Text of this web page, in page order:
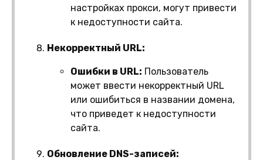
настройках прокси, могут привести
к недоступности сайта.
Некорректный URL:
Ошибки в URL: Пользователь
может ввести некорректный URL
или ошибиться в названии домена,
что приведет к недоступности
сайта.
Обновление DNS-записей: